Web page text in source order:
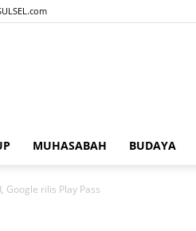
MUHASABAH BUDAYA
Google rilis Play Pass